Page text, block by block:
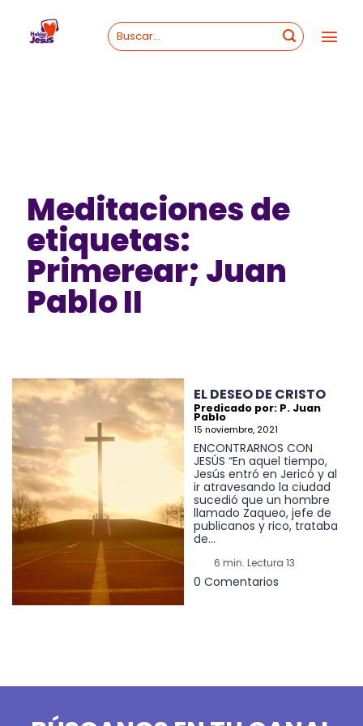
content
Meditaciones de
etiquetas:
Primerear; Juan
Pablo II
EL DESEO DE CRISTO
Predicado por: P. Juan
Pablo
15 noviembre, 2021
ENCONTRARNOS CON
JESÚS “En aquel tiempo,
Jesús entró en Jericó y al
ir atravesando la ciudad
sucedió que un hombre
llamado Zaqueo, jefe de
publicanos y rico, trataba
de...
6 min. Lectura 13
0 Comentarios